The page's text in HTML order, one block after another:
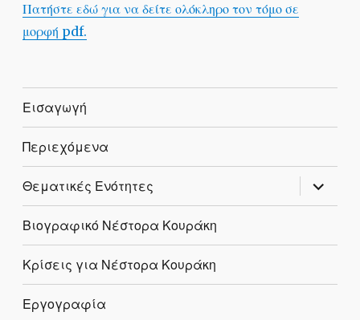
Πατήστε εδώ για να δείτε ολόκληρο τον τόμο σε
μορφή pdf.
Εισαγωγή
Περιεχόμενα
Θεματικές Ενότητες
expand
child
menu
Βιογραφικό Νέστορα Κουράκη
Κρίσεις για Νέστορα Κουράκη
Εργογραφία